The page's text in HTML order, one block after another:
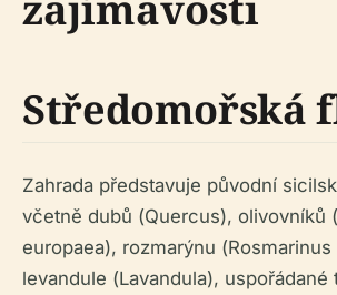
Středomořská
Zahrada představuje původní
včetně dubů (Quercus), olivovníků (
europaea), rozmarýnu (
levandule (Lavandula), uspořádané